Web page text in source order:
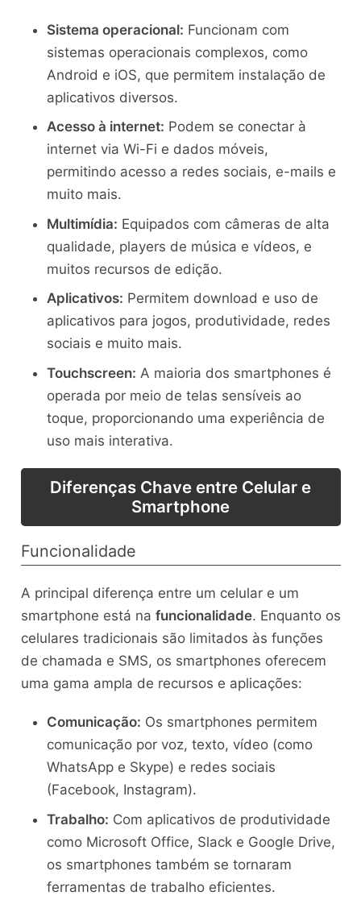
Sistema operacional: Funcionam com
sistemas operacionais complexos, como
Android e iOS, que permitem instalação de
aplicativos diversos.
Acesso à internet: Podem se conectar à
internet via Wi-Fi e dados móveis,
permitindo acesso a redes sociais, e-mails e
muito mais.
Multimídia: Equipados com câmeras de alta
qualidade, players de música e vídeos, e
muitos recursos de edição.
Aplicativos: Permitem download e uso de
aplicativos para jogos, produtividade, redes
sociais e muito mais.
Touchscreen: A maioria dos smartphones é
operada por meio de telas sensíveis ao
toque, proporcionando uma experiência de
uso mais interativa.
Diferenças Chave entre Celular e
Smartphone
Funcionalidade
A principal diferença entre um celular e um
smartphone está na funcionalidade. Enquanto os
celulares tradicionais são limitados às funções
de chamada e SMS, os smartphones oferecem
uma gama ampla de recursos e aplicações:
Comunicação: Os smartphones permitem
comunicação por voz, texto, vídeo (como
WhatsApp e Skype) e redes sociais
(Facebook, Instagram).
Trabalho: Com aplicativos de produtividade
como Microsoft Office, Slack e Google Drive,
os smartphones também se tornaram
ferramentas de trabalho eficientes.